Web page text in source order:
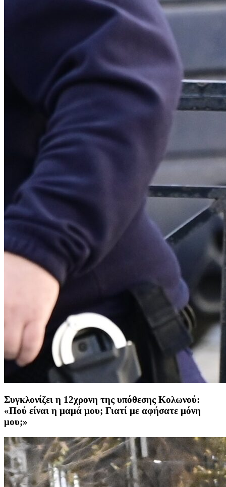
Συγκλονίζει η 12χρονη της υπόθεσης Κολωνού:
«Πού είναι η μαμά μου; Γιατί με αφήσατε μόνη
μου;»